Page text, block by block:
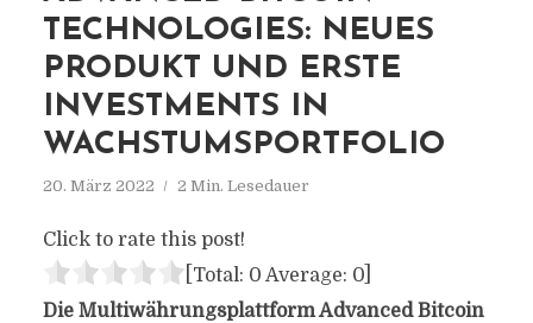
TECHNOLOGIES: NEUES
PRODUKT UND ERSTE
INVESTMENTS IN
WACHSTUMSPORTFOLIO
20. März 2022 2 Min. Lesedauer
Click to rate this post!
[Total: 0 Average: 0]
Die Multiwährungsplattform Advanced Bitcoin